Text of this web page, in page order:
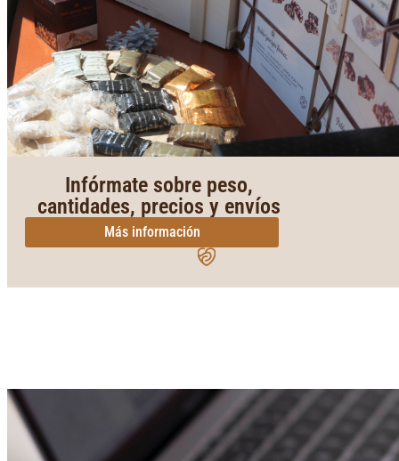
Infórmate sobre peso,
cantidades, precios y envíos
Más información